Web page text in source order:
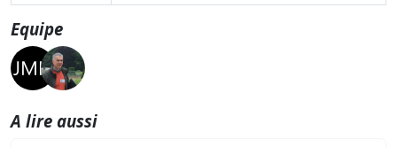
Equipe
A lire aussi